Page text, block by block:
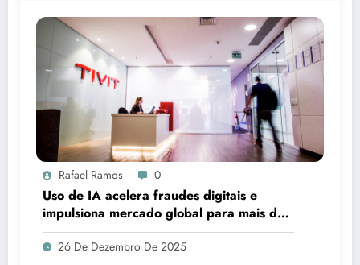
Rafael Ramos 0
Uso de IA acelera fraudes digitais e
impulsiona mercado global para mais de
US$ 200 bilhões
26 De Dezembro De 2025